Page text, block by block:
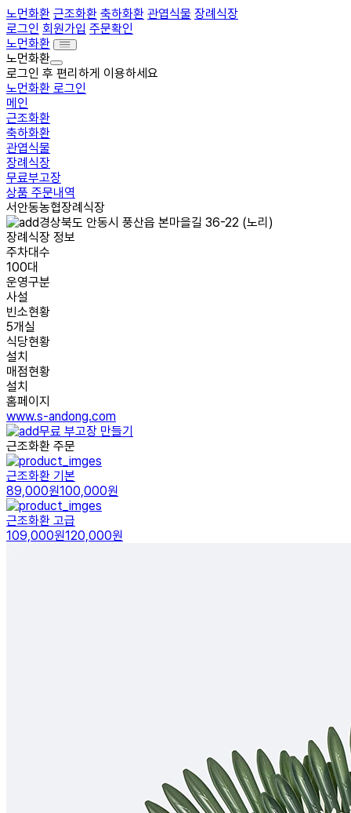
노먼화환 근조화환 축하화환 관엽식물 장례식장
로그인 회원가입 주문확인
노먼화환
노먼화환
로그인 후 편리하게 이용하세요
노먼화환 로그인
메인
근조화환
축하화환
관엽식물
장례식장
무료부고장
상품 주문내역
서안동농협장례식장
경상북도 안동시 풍산읍 본마을길 36-22 (노리)
장례식장 정보
주차대수
100대
운영구분
사설
빈소현황
5개실
식당현황
설치
매점현황
설치
홈페이지
www.s-andong.com
무료 부고장 만들기
근조화환 주문
근조화환 기본
89,000원100,000원
근조화환 고급
109,000원120,000원